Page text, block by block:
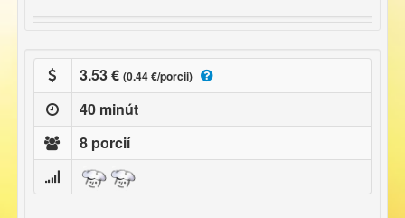
3.53 € (0.44 €/porcii)
40 minút
8 porcií